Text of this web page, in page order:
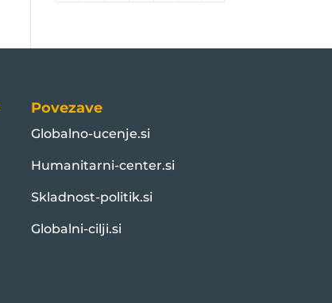
Povezave
Globalno-ucenje.si
Humanitarni-center.si
Skladnost-politik.si
Globalni-cilji.si